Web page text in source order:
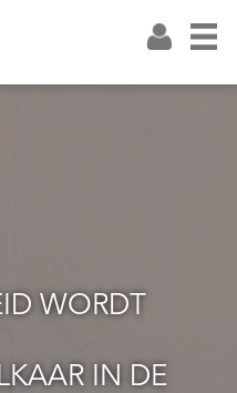
WORDT
IN DE